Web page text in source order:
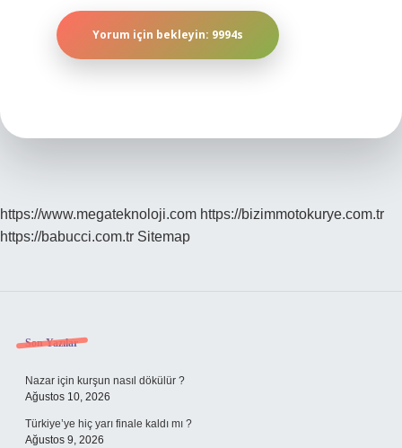
https://www.megateknoloji.com https://bizimmotokurye.com.tr
https://babucci.com.tr Sitemap
Sidebar
Son Yazılar
Nazar için kurşun nasıl dökülür ?
Ağustos 10, 2026
Türkiye’ye hiç yarı finale kaldı mı ?
Ağustos 9, 2026